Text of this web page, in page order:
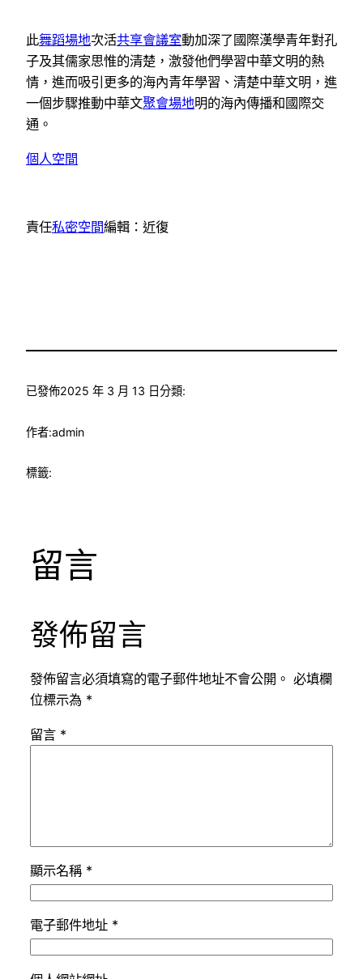
此舞蹈場地次活共享會議室動加深了國際漢學青年對孔
子及其儒家思惟的清楚，激發他們學習中華文明的熱
情，進而吸引更多的海內青年學習、清楚中華文明，進
一個步驟推動中華文聚會場地明的海內傳播和國際交
通。
個人空間
責任私密空間編輯：近復
已發佈2025 年 3 月 13 日分類:
作者:admin
標籤:
留言
發佈留言
發佈留言必須填寫的電子郵件地址不會公開。 必填欄
位標示為 *
留言 *
顯示名稱 *
電子郵件地址 *